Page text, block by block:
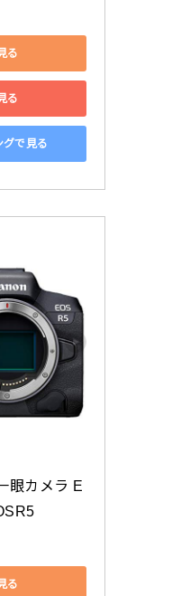
る
る
で見る
眼カメラ E
る